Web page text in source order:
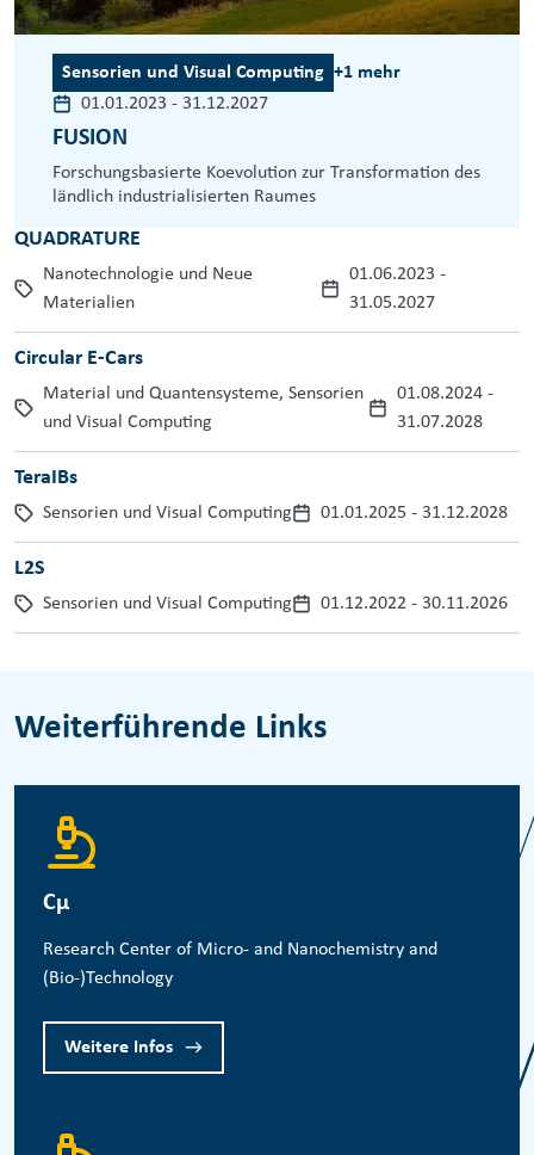
Sensorien und Visual Computing +1 mehr
01.01.2023 - 31.12.2027
FUSION
Forschungsbasierte Koevolution zur Transformation des
ländlich industrialisierten Raumes
QUADRATURE
Nanotechnologie und Neue
Materialien
01.06.2023 -
31.05.2027
Circular E-Cars
Material und Quantensysteme, Sensorien
und Visual Computing
01.08.2024-
31.07.2028
TeraIBs
Sensorien und Visual Computing 01.01.2025 - 31.12.2028
L2S
Sensorien und Visual Computing 01.12.2022 - 30.11.2026
Weiterführende Links
Cμ
Research Center of Micro- and Nanochemistry and
(Bio-)Technology
Weitere Infos